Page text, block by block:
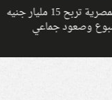
البورصة المصرية تربح 15 مليار جنيه
جماعي